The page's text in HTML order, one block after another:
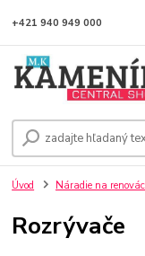
+421 940 949 000
Úvod Náradie na
Rozrývače